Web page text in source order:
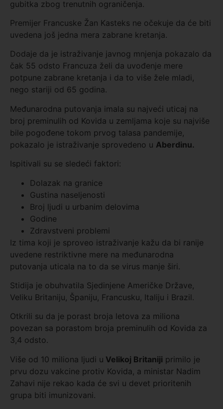
gubitka zbog trenutnih ograničenja.
Premijer Francuske Žan Kasteks ne očekuje da će biti
uvedena još jedna mera zabrane kretanja.
Dodaje da je istraživanje javnog mnjenja pokazalo da
čak 55 odsto Francuza želi da uvođenje mere
potpune zabrane kretanja i da to više žele mladi,
nego stariji od 65 godina.
Međunarodna putovanja imala su najveći uticaj na
broj preminulih od Kovida u zemljama koje su najviše
bile pogođene tokom prvog talasa pandemije,
pokazalo je istraživanje sprovedeno u Aberdinu.
Ispitivali su se sledeći faktori:
Dolazak na granice
Gustina naseljenosti
Broj ljudi u urbanim delovima
Godine
Zdravstveni problemi
Iz tima koji je sproveo istraživanje kažu da bi ranije
uvedene restriktivne mere na međunarodna
putovanja uticala na to da se virus manje širi.
Stidija je obuhvatila Sjedinjene Američke Države,
Veliku Britaniju, Španiju, Francusku, Italiju i Brazil.
Otkrili su da je porast broja letova za miliona
povezan sa porastom broja preminulih od Kovida za
3,4 odsto.
Više od 10 miliona ljudi u Velikoj Britaniji primilo je
prvu dozu vakcine protiv Kovida, a ministar Nadim
Zahavi nije rekao kada će svi u devet prioritenih
grupa biti imunizovani.